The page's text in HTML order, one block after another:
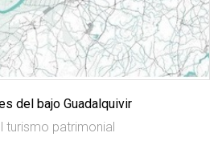
del bajo Guadalquivir
turismo patrimonial